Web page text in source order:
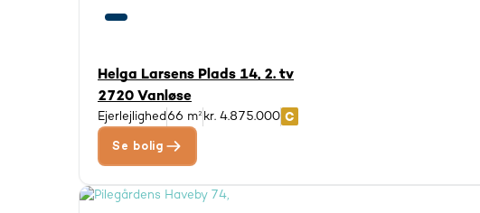
Helga Larsens Plads 14, 2. tv
2720 Vanløse
Ejerlejlighed 66 m² kr. 4.875.000
Se bolig